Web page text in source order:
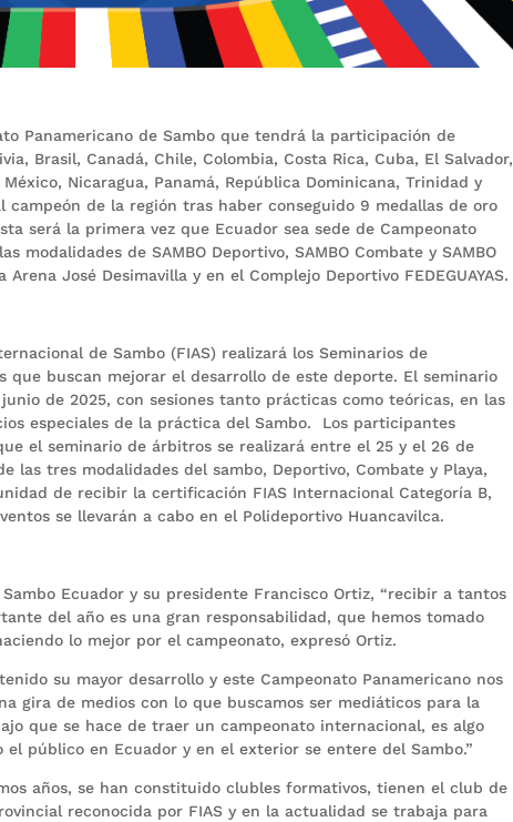
Panamericano de Sambo que tendrá la participación de
Brasil, Canadá, Chile, Colombia, Costa Rica, Cuba, El Salvador,
Nicaragua, Panamá, República Dominicana, Trinidad y
campeón de la región tras haber conseguido 9 medallas de oro
será la primera vez que Ecuador sea sede de Campeonato
modalidades de SAMBO Deportivo, SAMBO Combate y SAMBO
José Desimavilla y en el Complejo Deportivo FEDEGUAYAS.
de Sambo (FIAS) realizará los Seminarios de
que buscan mejorar el desarrollo de este deporte. El seminario
de 2025, con sesiones tanto prácticas como teóricas, en las
especiales de la práctica del Sambo. Los participantes
el seminario de árbitros se realizará entre el 25 y el 26 de
las tres modalidades del sambo, Deportivo, Combate y Playa,
de recibir la certificación FIAS Internacional Categoría B,
se llevarán a cabo en el Polideportivo Huancavilca.
Ecuador y su presidente Francisco Ortiz, “recibir a tantos
del año es una gran responsabilidad, que hemos tomado
lo mejor por el campeonato, expresó Ortiz.
su mayor desarrollo y este Campeonato Panamericano nos
gira de medios con lo que buscamos ser mediáticos para la
que se hace de traer un campeonato internacional, es algo
público en Ecuador y en el exterior se entere del Sambo.”
años, se han constituido clubles formativos, tienen el club de
reconocida por FIAS y en la actualidad se trabaja para